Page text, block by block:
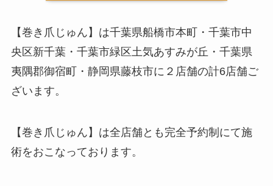
【巻き爪じゅん】は千葉県船橋市本町・千葉市中
央区新千葉・千葉市緑区土気あすみが丘・千葉県
夷隅郡御宿町・静岡県藤枝市に２店舗の計6店舗ご
ざいます。
【巻き爪じゅん】は全店舗とも完全予約制にて施
術をおこなっております。